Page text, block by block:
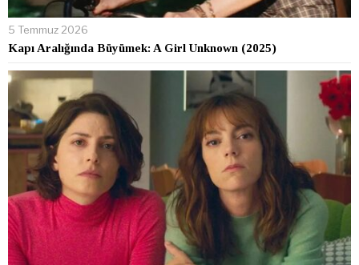
5 Temmuz 2026
Kapı Aralığında Büyümek: A Girl Unknown (2025)